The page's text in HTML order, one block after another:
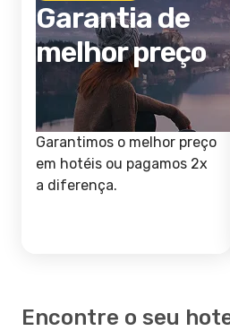
Garantia de
melhor preço
Garantimos o melhor preço
em hotéis ou pagamos 2x
a diferença.
Encontre o seu